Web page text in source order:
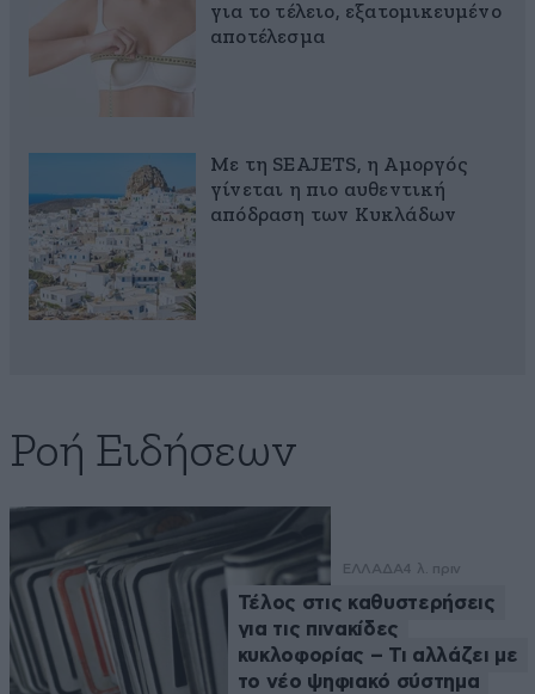
για το τέλειο, εξατομικευμένο
αποτέλεσμα
Με τη SEAJETS, η Αμοργός
γίνεται η πιο αυθεντική
απόδραση των Κυκλάδων
Ροή Ειδήσεων
ΕΛΛΑΔΑ4 λ. πριν
Τέλος στις καθυστερήσεις
για τις πινακίδες
κυκλοφορίας – Τι αλλάζει με
το νέο ψηφιακό σύστημα